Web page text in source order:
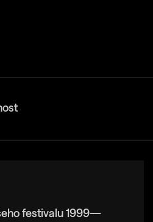
festivalu 1999—